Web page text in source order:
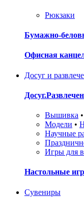
Рюкзаки
Бумажно-
Офисная
Досуг и
Вышивка •
Модели •
Научные
Игры для
Настольные
Сувениры